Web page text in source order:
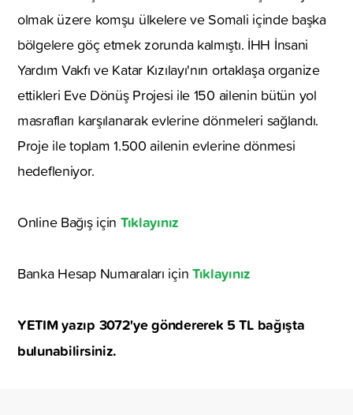
olmak üzere komşu ülkelere ve Somali içinde başka
bölgelere göç etmek zorunda kalmıştı. İHH İnsani
Yardım Vakfı ve Katar Kızılayı'nın ortaklaşa organize
ettikleri Eve Dönüş Projesi ile 150 ailenin bütün yol
masrafları karşılanarak evlerine dönmeleri sağlandı.
Proje ile toplam 1.500 ailenin evlerine dönmesi
hedefleniyor.
Online Bağış için Tıklayınız
Banka Hesap Numaraları için Tıklayınız
YETIM yazıp 3072'ye göndererek 5 TL bağışta
bulunabilirsiniz.